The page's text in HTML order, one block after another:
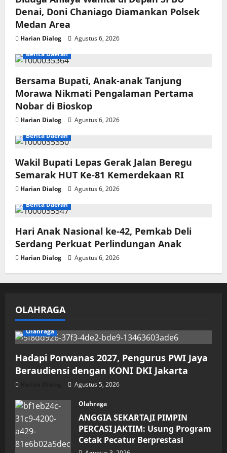
Denai, Doni Chaniago Diamankan Polsek
Medan Area
Harian Dialog
Agustus 6, 2026
Berita Daerah
Bersama Bupati, Anak-anak Tanjung
Morawa Nikmati Pengalaman Pertama
Nobar di Bioskop
Harian Dialog
Agustus 6, 2026
Berita Daerah
Wakil Bupati Lepas Gerak Jalan Beregu
Semarak HUT Ke-81 Kemerdekaan RI
Harian Dialog
Agustus 6, 2026
Berita Daerah
Hari Anak Nasional ke-42, Pemkab Deli
Serdang Perkuat Perlindungan Anak
Harian Dialog Agustus 6, 2026
OLAHRAGA
Olahraga
Hadapi Porwanas 2027, Pengurus PWI Jaya
Beraudiensi dengan KONI DKI Jakarta
Agustus 5, 2026
Olahraga
ANGGIA SEKARTAJI PIMPIN
PERCASI JAKTIM: Usung Program
Cetak Pecatur Berprestasi